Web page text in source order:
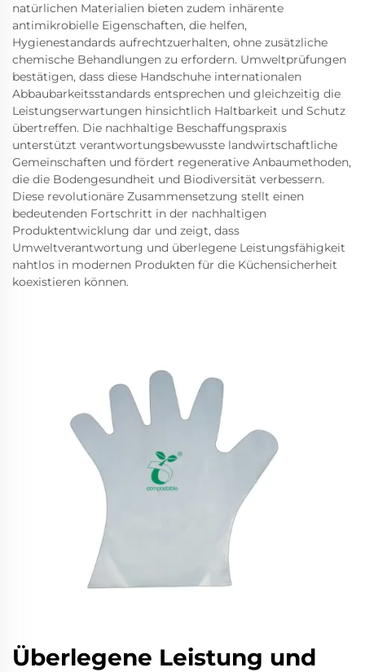
natürlichen Materialien bieten zudem inhärente
antimikrobielle Eigenschaften, die helfen,
Hygienestandards aufrechtzuerhalten, ohne zusätzliche
chemische Behandlungen zu erfordern. Umweltprüfungen
bestätigen, dass diese Handschuhe internationalen
Abbaubarkeitsstandards entsprechen und gleichzeitig die
Leistungserwartungen hinsichtlich Haltbarkeit und Schutz
übertreffen. Die nachhaltige Beschaffungspraxis
unterstützt verantwortungsbewusste landwirtschaftliche
Gemeinschaften und fördert regenerative Anbaumethoden,
die die Bodengesundheit und Biodiversität verbessern.
Diese revolutionäre Zusammensetzung stellt einen
bedeutenden Fortschritt in der nachhaltigen
Produktentwicklung dar und zeigt, dass
Umweltverantwortung und überlegene Leistungsfähigkeit
nahtlos in modernen Produkten für die Küchensicherheit
koexistieren können.
Überlegene Leistung und